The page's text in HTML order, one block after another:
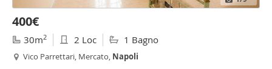
400€
30m2 2 Loc 1 Bagno
Vico Parrettari, Mercato, Napoli